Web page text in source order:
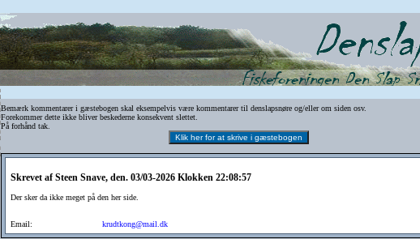
Bemærk kommentarer i gæstebogen skal eksempelvis være kommentarer til denslapsnøre og/eller om siden osv.
Forekommer dette ikke bliver beskederne konsekvent slettet.
På forhånd tak.
Skrevet af Steen Snave, den. 03/03-2026 Klokken 22:08:57
Der sker da ikke meget på den her side.
Email: krudtkong@mail.dk